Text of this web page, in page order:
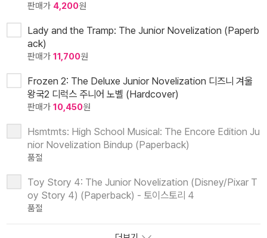
판매가 4,200원
Lady and the Tramp: The Junior Novelization (Paperb
ack)
판매가 11,700원
Frozen 2: The Deluxe Junior Novelization 디즈니 겨울
왕국2 디럭스 주니어 노벨 (Hardcover)
판매가 10,450원
Hsmtmts: High School Musical: The Encore Edition Ju
nior Novelization Bindup (Paperback)
품절
Toy Story 4: The Junior Novelization (Disney/Pixar T
oy Story 4) (Paperback) - 토이스토리 4
품절